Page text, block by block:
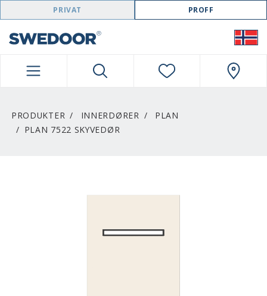
SWEDOOR NAVIGATION
PRIVAT PROFF
PRODUKTER INNERDØRER
PLAN
PLAN 7522 SKYVEDØR